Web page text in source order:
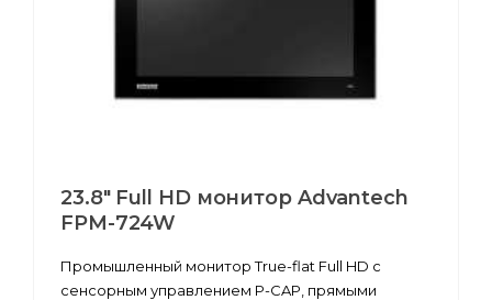
23.8" Full HD монитор Advantech
FPM-724W
Промышленный монитор True-flat Full HD с
сенсорным управлением P-CAP, прямыми